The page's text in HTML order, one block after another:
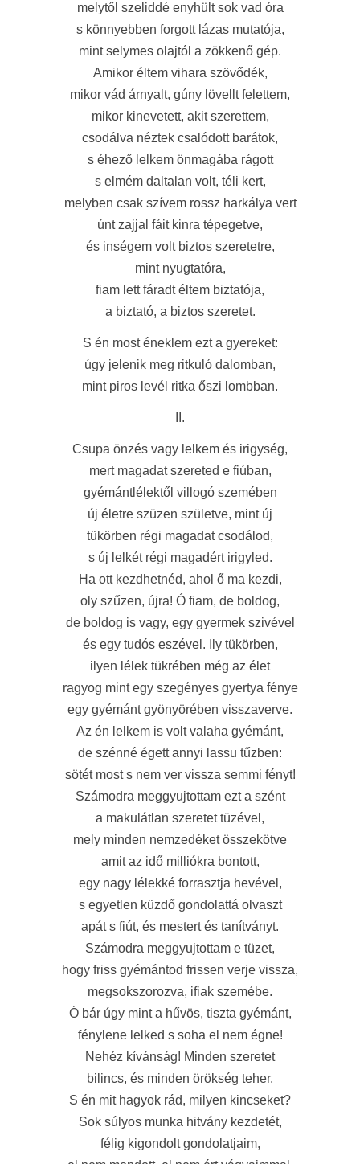
melytől szeliddé enyhült sok vad óra
s könnyebben forgott lázas mutatója,
mint selymes olajtól a zökkenő gép.
Amikor éltem vihara szövődék,
mikor vád árnyalt, gúny lövellt felettem,
mikor kinevetett, akit szerettem,
csodálva néztek csalódott barátok,
s éhező lelkem önmagába rágott
s elmém daltalan volt, téli kert,
melyben csak szívem rossz harkálya vert
únt zajjal fáit kinra tépegetve,
és inségem volt biztos szeretetre,
mint nyugtatóra,
fiam lett fáradt éltem biztatója,
a biztató, a biztos szeretet.
S én most éneklem ezt a gyereket:
úgy jelenik meg ritkuló dalomban,
mint piros levél ritka őszi lombban.
II.
Csupa önzés vagy lelkem és irigység,
mert magadat szereted e fiúban,
gyémántlélektől villogó szemében
új életre szüzen születve, mint új
tükörben régi magadat csodálod,
s új lelkét régi magadért irigyled.
Ha ott kezdhetnéd, ahol ő ma kezdi,
oly szűzen, újra! Ó fiam, de boldog,
de boldog is vagy, egy gyermek szivével
és egy tudós eszével. Ily tükörben,
ilyen lélek tükrében még az élet
ragyog mint egy szegényes gyertya fénye
egy gyémánt gyönyörében visszaverve.
Az én lelkem is volt valaha gyémánt,
de szénné égett annyi lassu tűzben:
sötét most s nem ver vissza semmi fényt!
Számodra meggyujtottam ezt a szént
a makulátlan szeretet tüzével,
mely minden nemzedéket összekötve
amit az idő milliókra bontott,
egy nagy lélekké forrasztja hevével,
s egyetlen küzdő gondolattá olvaszt
apát s fiút, és mestert és tanítványt.
Számodra meggyujtottam e tüzet,
hogy friss gyémántod frissen verje vissza,
megsokszorozva, ifiak szemébe.
Ó bár úgy mint a hűvös, tiszta gyémánt,
fénylene lelked s soha el nem égne!
Nehéz kívánság! Minden szeretet
bilincs, és minden örökség teher.
S én mit hagyok rád, milyen kincseket?
Sok súlyos munka hitvány kezdetét,
félig kigondolt gondolatjaim,